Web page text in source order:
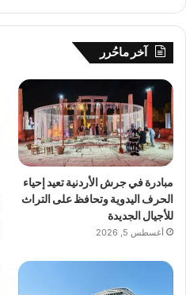
آخر ماحُرر
مبادرة في جرش الأردنية تعيد إحياء
الحرف اليدوية وتحافظ على التراث
للأجيال الجديدة
أغسطس 5, 2026